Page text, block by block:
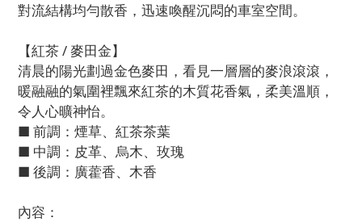
對流結構均勻散香，迅速喚醒沉悶的車室空間。
【紅茶 / 麥田金】
清晨的陽光劃過金色麥田，看見一層層的麥浪滾滾，
暖融融的氣圍裡飄來紅茶的木質花香氣，柔美溫順，
令人心曠神怡。
■ 前調：煙草、紅茶茶葉
■ 中調：皮革、烏木、玫瑰
■ 後調：廣藿香、木香
內容：